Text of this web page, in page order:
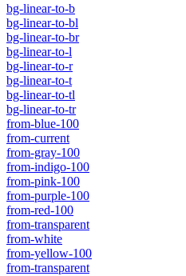
bg-linear-to-b
bg-linear-to-bl
bg-linear-to-br
bg-linear-to-l
bg-linear-to-r
bg-linear-to-t
bg-linear-to-tl
bg-linear-to-tr
from-blue-100
from-current
from-gray-100
from-indigo-100
from-pink-100
from-purple-100
from-red-100
from-transparent
from-white
from-yellow-100
from-transparent